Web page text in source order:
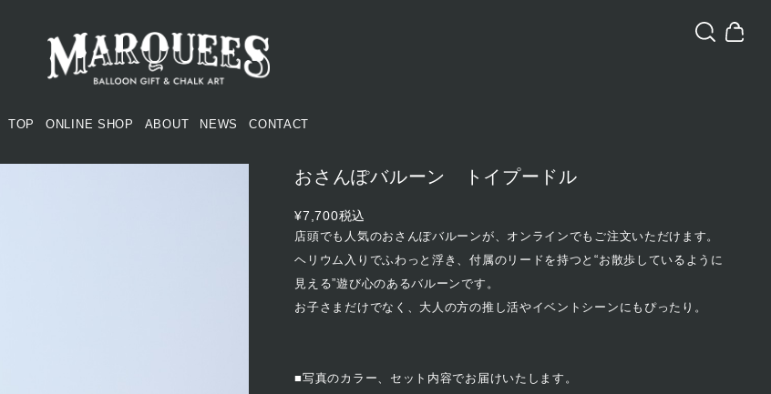
TOP ONLINE SHOP ABOUT NEWS CONTACT
おさんぽバルーン トイプードル
¥7,700税込
店頭でも人気のおさんぽバルーンが、オンラインでもご注文いただけます。
ヘリウム入りでふわっと浮き、付属のリードを持つと“お散歩しているように
見える”遊び心のあるバルーンです。
お子さまだけでなく、大人の方の推し活やイベントシーンにもぴったり。
■写真のカラー、セット内容でお届けいたします。